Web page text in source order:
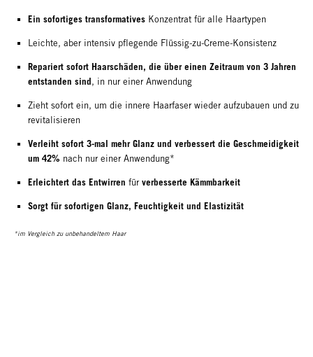
Ein sofortiges transformatives Konzentrat für alle Haartypen
Leichte, aber intensiv pflegende Flüssig-zu-Creme-Konsistenz
Repariert sofort Haarschäden, die über einen Zeitraum von 3 Jahren
entstanden sind, in nur einer Anwendung
Zieht sofort ein, um die innere Haarfaser wieder aufzubauen und zu
revitalisieren
Verleiht sofort 3-mal mehr Glanz und verbessert die Geschmeidigkeit
um 42% nach nur einer Anwendung*
Erleichtert das Entwirren für verbesserte Kämmbarkeit
Sorgt für sofortigen Glanz, Feuchtigkeit und Elastizität
*im Vergleich zu unbehandeltem Haar